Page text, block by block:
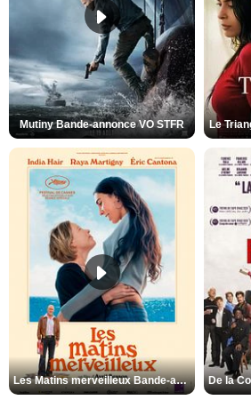
Mutiny Bande-annonce VO STFR Le
Les Matins merveilleux Bande-annonce VF